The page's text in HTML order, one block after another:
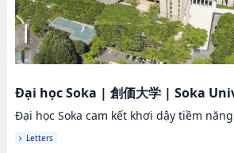
Đại học Soka | 創価大学| Soka
Đại học Soka cam kết khơi dậy tiềm
Letters